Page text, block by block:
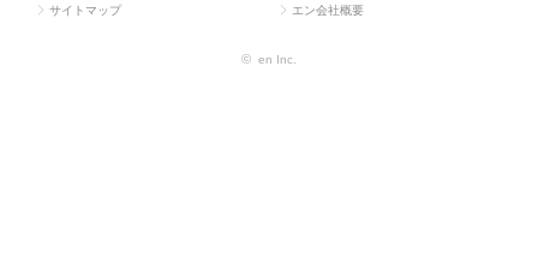
サイトマップ エン会社概要
© en Inc.